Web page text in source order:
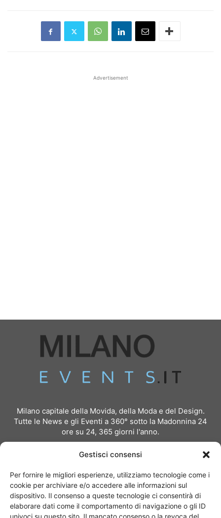
Gestisci consensi
Per fornire le migliori esperienze, utilizziamo tecnologie come i
cookie per archiviare e/o accedere alle informazioni sul
dispositivo. Il consenso a queste tecnologie ci consentirà di
elaborare dati come il comportamento di navigazione o gli ID
univoci su questo sito. Il mancato consenso o la revoca del
Advertisement
Milano capitale della Movida, della Moda e del Design.
Tutte le News e gli Eventi a 360° sotto la Madonnina 24
ore su 24, 365 giorni l'anno.
Per inviare comunicati stampa:redazione@milanoevents.it
Per richiedere pubblicità e partnership:
pubblicita@milanoevents.it
SEGUICI